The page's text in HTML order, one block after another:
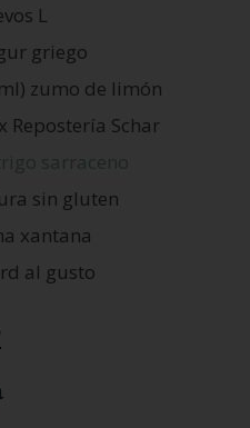
L
griego
zumo de limón
Repostería Schar
sarraceno
sin gluten
xantana
al gusto